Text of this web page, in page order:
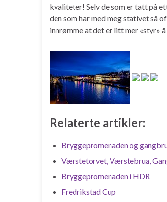
kvaliteter! Selv de som er tatt på
den som har med meg stativet så
innrømme at det er litt mer «styr»
Relaterte artikler:
Bryggepromenaden og
Værstetorvet, Værstebrua,
Bryggepromenaden i HDR
Fredrikstad Cup